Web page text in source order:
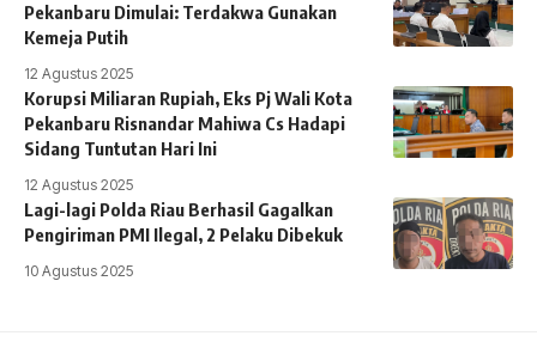
Pekanbaru Dimulai: Terdakwa Gunakan
Kemeja Putih
12 Agustus 2025
Korupsi Miliaran Rupiah, Eks Pj Wali Kota
Pekanbaru Risnandar Mahiwa Cs Hadapi
Sidang Tuntutan Hari Ini
12 Agustus 2025
Lagi-lagi Polda Riau Berhasil Gagalkan
Pengiriman PMI Ilegal, 2 Pelaku Dibekuk
10 Agustus 2025